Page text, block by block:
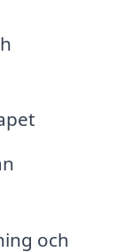
och